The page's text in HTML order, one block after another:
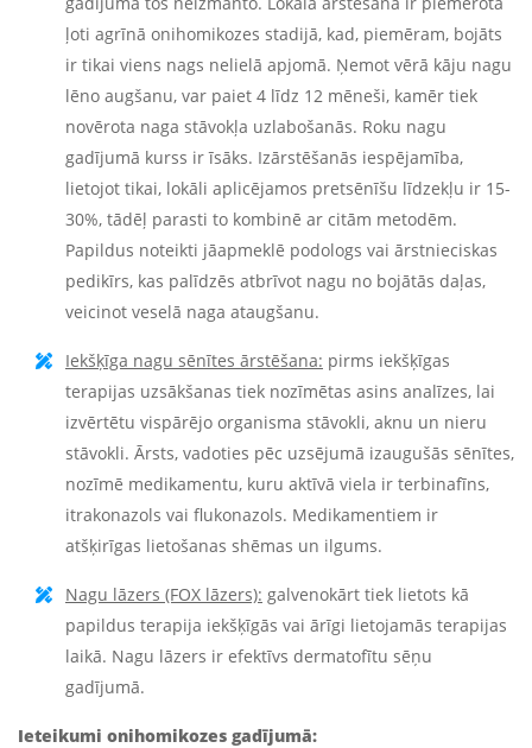
ļoti agrīnā onihomikozes stadijā, kad, piemēram, bojāts
ir tikai viens nags nelielā apjomā. Ņemot vērā kāju nagu
lēno augšanu, var paiet 4 līdz 12 mēneši, kamēr tiek
novērota naga stāvokļa uzlabošanās. Roku nagu
gadījumā kurss ir īsāks. Izārstēšanās iespējamība,
lietojot tikai, lokāli aplicējamos pretsēnīšu līdzekļu ir 15-
30%, tādēļ parasti to kombinē ar citām metodēm.
Papildus noteikti jāapmeklē podologs vai ārstnieciskas
pedikīrs, kas palīdzēs atbrīvot nagu no bojātās daļas,
veicinot veselā naga ataugšanu.
Iekšķīga nagu sēnītes ārstēšana: pirms iekšķīgas
terapijas uzsākšanas tiek nozīmētas asins analīzes, lai
izvērtētu vispārējo organisma stāvokli, aknu un nieru
stāvokli. Ārsts, vadoties pēc uzsējumā izaugušās sēnītes,
nozīmē medikamentu, kuru aktīvā viela ir terbinafīns,
itrakonazols vai flukonazols. Medikamentiem ir
atšķirīgas lietošanas shēmas un ilgums.
Nagu lāzers (FOX lāzers): galvenokārt tiek lietots kā
papildus terapija iekšķīgās vai ārīgi lietojamās terapijas
laikā. Nagu lāzers ir efektīvs dermatofītu sēņu
gadījumā.
Ieteikumi onihomikozes gadījumā: